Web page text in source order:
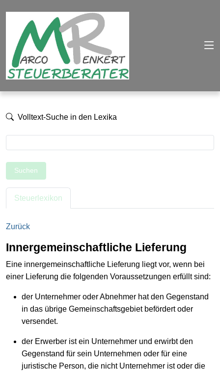
Volltext-Suche in den Lexika
Suchen
Steuerlexikon
Zurück
Innergemeinschaftliche Lieferung
Eine innergemeinschaftliche Lieferung liegt vor, wenn bei
einer Lieferung die folgenden Voraussetzungen erfüllt sind:
der Unternehmer oder Abnehmer hat den Gegenstand
in das übrige Gemeinschaftsgebiet befördert oder
versendet.
der Erwerber ist ein Unternehmer und erwirbt den
Gegenstand für sein Unternehmen oder für eine
juristische Person, die nicht Unternehmer ist oder die